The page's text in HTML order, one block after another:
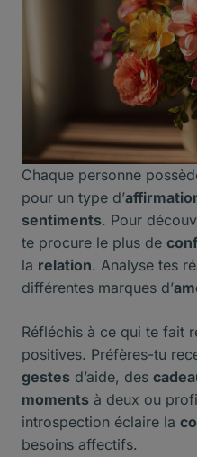
Chaque personne
pour un type d’
sentiments. Pour
te procure le plus de
la relation. Analyse tes
différentes marques d’
Réfléchis à ce qui te fait
positives. Préfères-tu
gestes d’aide, des
moments à deux ou
introspection éclaire la
besoins affectifs.